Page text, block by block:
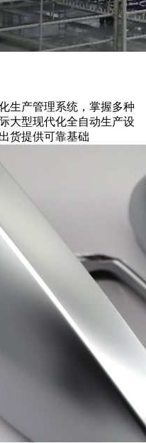
生产管理系统，掌握多种
大型现代化全自动生产设
货提供可靠基础